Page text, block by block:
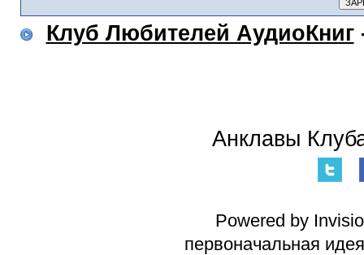
Клуб Любителей АудиоКниг
Анклавы
Powered by
первоначальная